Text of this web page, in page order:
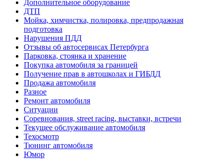
Дополнительное оборудование
ДТП
Мойка, химчистка, полировка, предпродажная
подготовка
Нарушения ПДД
Отзывы об автосервисах Петербурга
Парковка, стоянка и хранение
Покупка автомобиля за границей
Получение прав в автошколах и ГИБДД
Продажа автомобиля
Разное
Ремонт автомобиля
Ситуации
Соревнования, street racing, выставки, встречи
Текущее обслуживание автомобиля
Техосмотр
Тюнинг автомобиля
Юмор